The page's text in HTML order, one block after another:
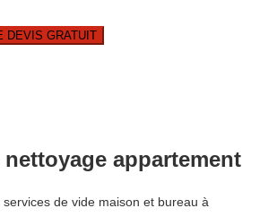
DEVIS GRATUIT
nettoyage appartement
de vide maison et bureau à